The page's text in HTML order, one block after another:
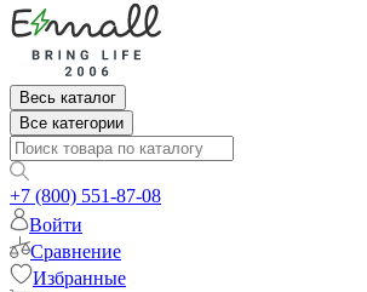
Весь каталог
Все категории
+7 (800) 551-87-08
Войти
Сравнение
Избранные